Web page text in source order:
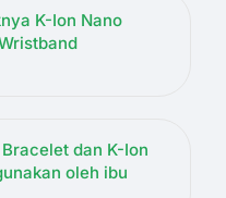
K-Ion Nano
dan K-Ion
oleh ibu